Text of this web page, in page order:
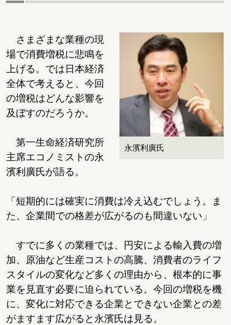
永濱利廣氏
さまざまな業種の現
場で消費増税に悲鳴を
上げる。では日本経済
全体で考えると、今回
の増税はどんな影響を
及ぼすのだろうか。
第一生命経済研究所
主席エコノミストの永
濱利廣氏が語る。
「短期的には確実に消費は冷え込むでしょう。ま
た、企業間での格差が広がるのも間違いない」
すでに多くの業種では、円安による輸入費の増
加、原油など生産コストの高騰、消費者のライフ
スタイルの変化など多くの理由から、根本的に事
業を見直す必要に迫られている。今回の増税を機
に、変化に対応できる企業とできない企業との差
がますます広がると永濱氏は見る。